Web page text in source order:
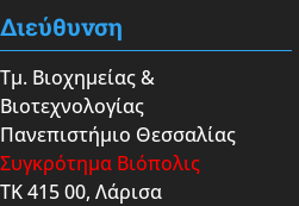
Διεύθυνση
Τμ. Βιοχημείας &
Βιοτεχνολογίας
Πανεπιστήμιο Θεσσαλίας
Συγκρότημα Βιόπολις
ΤΚ 415 00, Λάρισα